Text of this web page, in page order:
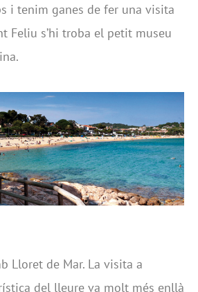
i tenim ganes de fer una visita
Feliu s’hi troba el petit museu
Lloret de Mar. La visita a
del lleure va molt més enllà